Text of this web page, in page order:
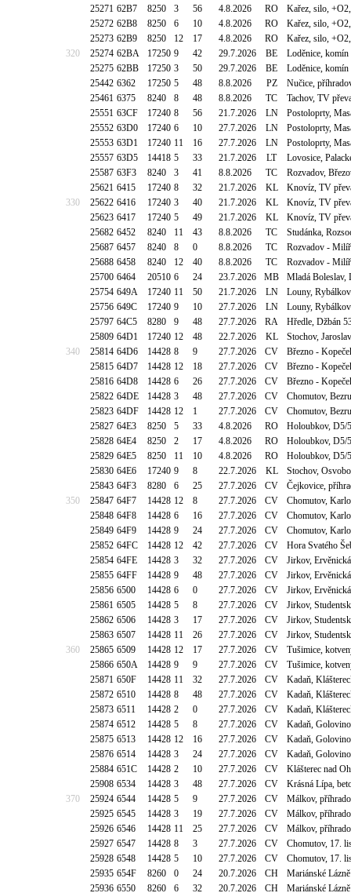
25271 62B7 8250 3 56 4.8.2026 RO
Kařez, silo,
25272 62B8 8250 6 10 4.8.2026 RO
Kařez, silo,
25273 62B9 8250 12 17 4.8.2026 RO
Kařez, silo,
320
25274 62BA 17250 9 42 29.7.2026 BE
Loděnice,
25275 62BB 17250 3 50 29.7.2026 BE
Loděnice,
25442 6362 17250 5 48 8.8.2026 PZ
Nučice,
25461 6375 8240 8 48 8.8.2026 TC
Tachov, TV
25551 63CF 17240 8 56 21.7.2026 LN
Postoloprty,
25552 63D0 17240 6 10 27.7.2026 LN
Postoloprty,
25553 63D1 17240 11 16 27.7.2026 LN
Postoloprty,
25557 63D5 14418 5 33 21.7.2026 LT
Lovosice,
25587 63F3 8240 3 41 8.8.2026 TC
Rozvadov,
25621 6415 17240 8 32 21.7.2026 KL
Knovíz, TV
330
25622 6416 17240 3 40 21.7.2026 KL
Knovíz, TV
25623 6417 17240 5 49 21.7.2026 KL
Knovíz, TV
25682 6452 8240 11 43 8.8.2026 TC
Studánka,
25687 6457 8240 8 0 8.8.2026 TC
Rozvadov -
25688 6458 8240 12 40 8.8.2026 TC
Rozvadov -
25700 6464 20510 6 24 23.7.2026 MB
Mladá Boleslav,
25754 649A 17240 11 50 21.7.2026 LN
Louny,
25756 649C 17240 9 10 27.7.2026 LN
Louny,
25797 64C5 8280 9 48 27.7.2026 RA
Hředle, Džbán
25809 64D1 17240 12 48 22.7.2026 KL
Stochov,
340
25814 64D6 14428 8 9 27.7.2026 CV
Březno -
25815 64D7 14428 12 18 27.7.2026 CV
Březno -
25816 64D8 14428 6 26 27.7.2026 CV
Březno -
25822 64DE 14428 3 48 27.7.2026 CV
Chomutov,
25823 64DF 14428 12 1 27.7.2026 CV
Chomutov,
25827 64E3 8250 5 33 4.8.2026 RO
Holoubkov, D5/
25828 64E4 8250 2 17 4.8.2026 RO
Holoubkov, D5/
25829 64E5 8250 11 10 4.8.2026 RO
Holoubkov, D5/
25830 64E6 17240 9 8 22.7.2026 KL
Stochov,
25843 64F3 8280 6 25 27.7.2026 CV
Čejkovice,
350
25847 64F7 14428 12 8 27.7.2026 CV
Chomutov,
25848 64F8 14428 6 16 27.7.2026 CV
Chomutov,
25849 64F9 14428 9 24 27.7.2026 CV
Chomutov,
25852 64FC 14428 12 42 27.7.2026 CV
Hora Svatého
25854 64FE 14428 3 32 27.7.2026 CV
Jirkov,
25855 64FF 14428 9 48 27.7.2026 CV
Jirkov,
25856 6500 14428 6 0 27.7.2026 CV
Jirkov,
25861 6505 14428 5 8 27.7.2026 CV
Jirkov,
25862 6506 14428 3 17 27.7.2026 CV
Jirkov,
25863 6507 14428 11 26 27.7.2026 CV
Jirkov,
360
25865 6509 14428 12 17 27.7.2026 CV
Tušimice,
25866 650A 14428 9 9 27.7.2026 CV
Tušimice,
25871 650F 14428 11 32 27.7.2026 CV
Kadaň,
25872 6510 14428 8 48 27.7.2026 CV
Kadaň,
25873 6511 14428 2 0 27.7.2026 CV
Kadaň,
25874 6512 14428 5 8 27.7.2026 CV
Kadaň,
25875 6513 14428 12 16 27.7.2026 CV
Kadaň,
25876 6514 14428 3 24 27.7.2026 CV
Kadaň,
25884 651C 14428 2 10 27.7.2026 CV
Klášterec nad
25908 6534 14428 3 48 27.7.2026 CV
Krásná Lípa,
370
25924 6544 14428 5 9 27.7.2026 CV
Málkov,
25925 6545 14428 3 19 27.7.2026 CV
Málkov,
25926 6546 14428 11 25 27.7.2026 CV
Málkov,
25927 6547 14428 8 3 27.7.2026 CV
Chomutov, 17.
25928 6548 14428 5 10 27.7.2026 CV
Chomutov, 17.
25935 654F 8260 0 24 20.7.2026 CH
Mariánské
25936 6550 8260 6 32 20.7.2026 CH Mariánské